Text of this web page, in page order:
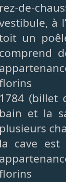
rez-de-
à
un
comprend
1784 (billet
bain et la
plusieurs
la cave est